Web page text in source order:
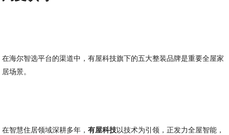
在海尔智选平台的渠道中，有屋科技旗下的五大整装品牌是重要全屋家
居场景。
在智慧住居领域深耕多年，有屋科技以技术为引领，正发力全屋智能，